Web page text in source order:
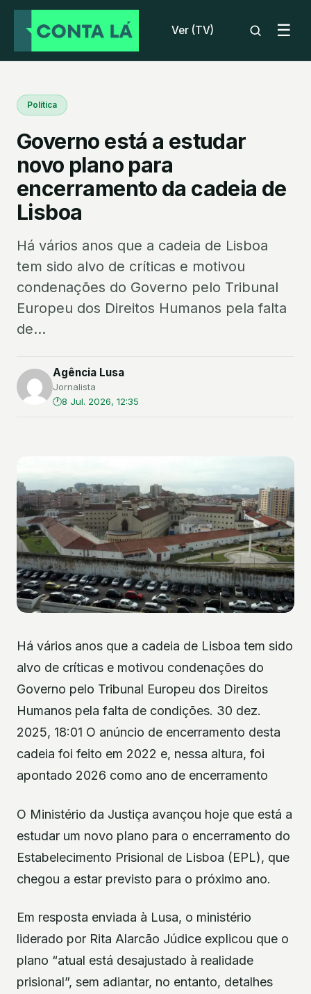
Ver (TV) ☰
Política
Governo está a estudar
novo plano para
encerramento da cadeia de
Lisboa
Há vários anos que a cadeia de Lisboa
tem sido alvo de críticas e motivou
condenações do Governo pelo Tribunal
Europeu dos Direitos Humanos pela falta
de...
Agência Lusa
Jornalista
8 Jul. 2026, 12:35
Há vários anos que a cadeia de Lisboa tem sido
alvo de críticas e motivou condenações do
Governo pelo Tribunal Europeu dos Direitos
Humanos pela falta de condições. 30 dez.
2025, 18:01 O anúncio de encerramento desta
cadeia foi feito em 2022 e, nessa altura, foi
apontado 2026 como ano de encerramento
O Ministério da Justiça avançou hoje que está a
estudar um novo plano para o encerramento do
Estabelecimento Prisional de Lisboa (EPL), que
chegou a estar previsto para o próximo ano.
Em resposta enviada à Lusa, o ministério
liderado por Rita Alarcão Júdice explicou que o
plano “atual está desajustado à realidade
prisional”, sem adiantar, no entanto, detalhes